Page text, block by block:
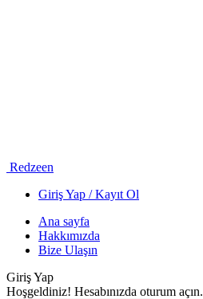
Redzeen
Giriş Yap / Kayıt Ol
Ana sayfa
Hakkımızda
Bize Ulaşın
Giriş Yap
Hoşgeldiniz! Hesabınızda oturum açın.